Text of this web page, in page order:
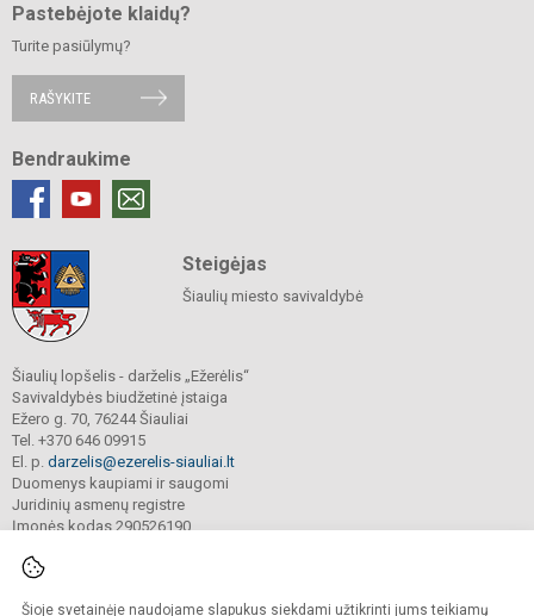
Šioje svetainėje naudojame slapukus siekdami užtikrinti jums teikiamų
Pastebėjote klaidų?
Turite pasiūlymų?
RAŠYKITE
Bendraukime
Steigėjas
Šiaulių miesto savivaldybė
Šiaulių lopšelis - darželis „Ežerėlis“
Savivaldybės biudžetinė įstaiga
Ežero g. 70, 76244 Šiauliai
Tel. +370 646 09915
El. p. darzelis@ezerelis-siauliai.lt
Duomenys kaupiami ir saugomi
Juridinių asmenų registre
Įmonės kodas 290526190
© 2023. Šiaulių lopšelis - darželis „Ežerėlis“. Visos teisės saugomos.